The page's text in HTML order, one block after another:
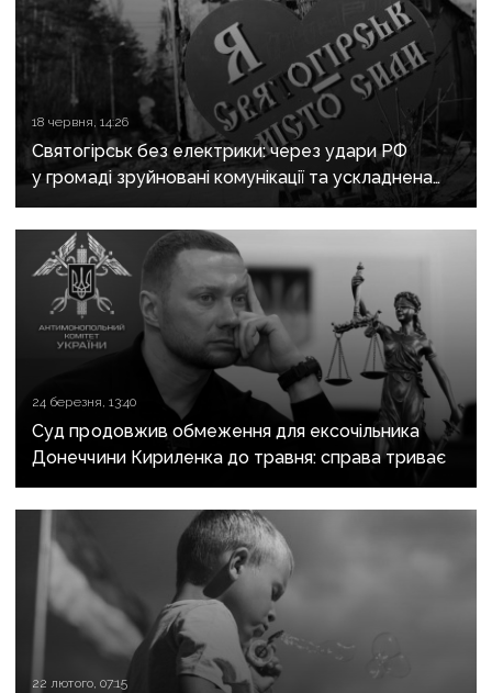
18 червня, 14:26
Святогірськ без електрики: через удари РФ
у громаді зруйновані комунікації та ускладнена
доставка гуманітарної допомоги
24 березня, 13:40
Суд продовжив обмеження для ексочільника
Донеччини Кириленка до травня: справа триває
22 лютого, 07:15